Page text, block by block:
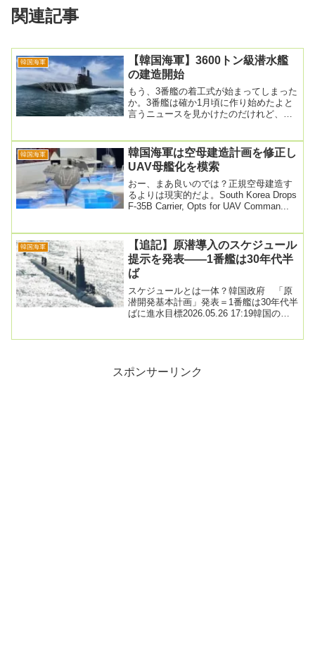
関連記事
韓国海軍
【韓国海軍】3600トン級潜水艦
の建造開始
もう、3番艦の着工式が始まってしまった
か。3番艦は確か1月頃に作り始めたよと
言うニュースを見かけたのだけれど、着
韓国海軍
韓国海軍は空母建造計画を修正し
UAV母艦化を模索
おー、まあ良いのでは？正規空母建造す
るよりは現実的だよ。South Korea Drops
F-35B Carrier, Opts for UAV Comman...
韓国海軍
【追記】原潜導入のスケジュール
提示を発表――1番艦は30年代半
ば
スケジュールとは一体？韓国政府 「原
潜開発基本計画」発表＝1番艦は30年代半
ばに進水目標2026.05.26 17:19韓国の安
スポンサーリンク